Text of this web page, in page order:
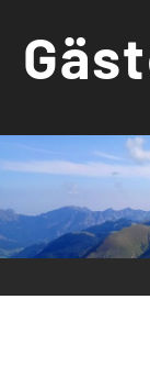
Inhalt